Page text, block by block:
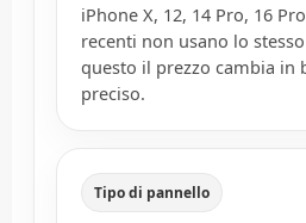
iPhone X, 12, 14 Pro, 16
recenti non usano lo
questo il prezzo cambia in
preciso.
Tipo di pannello